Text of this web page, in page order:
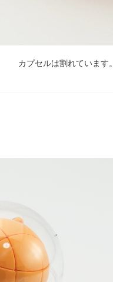
カプセルは割れています